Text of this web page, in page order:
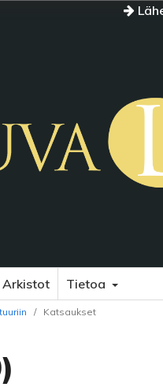
Arkistot Tietoa
/ Katsaukset